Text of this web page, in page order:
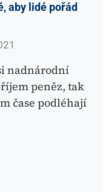
aby lidé pořád
nadnárodní
peněz, tak
čase podléhají